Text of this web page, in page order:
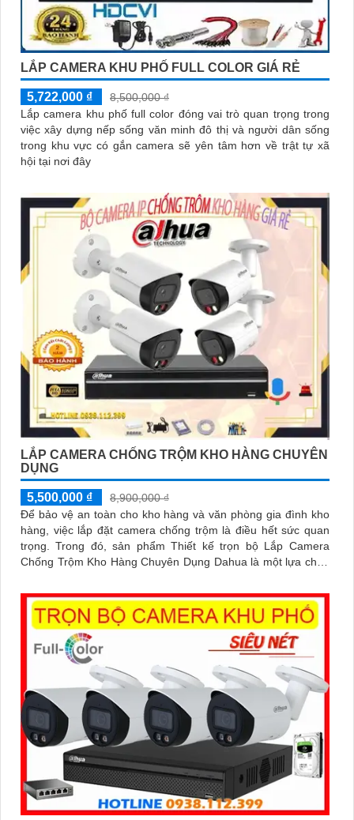
LẮP CAMERA KHU PHỐ FULL COLOR GIÁ RẺ
5,722,000 ₫
8,500,000 ₫
Lắp camera khu phố full color đóng vai trò quan trọng trong
việc xây dựng nếp sống văn minh đô thị và người dân sống
trong khu vực có gắn camera sẽ yên tâm hơn về trật tự xã
hội tại nơi đây
LẮP CAMERA CHỐNG TRỘM KHO HÀNG CHUYÊN
DỤNG
5,500,000 ₫
8,900,000 ₫
Để bảo vệ an toàn cho kho hàng và văn phòng gia đình kho
hàng, việc lắp đặt camera chống trộm là điều hết sức quan
trọng. Trong đó, sản phẩm Thiết kế trọn bộ Lắp Camera
Chống Trộm Kho Hàng Chuyên Dụng Dahua là một lựa chọn